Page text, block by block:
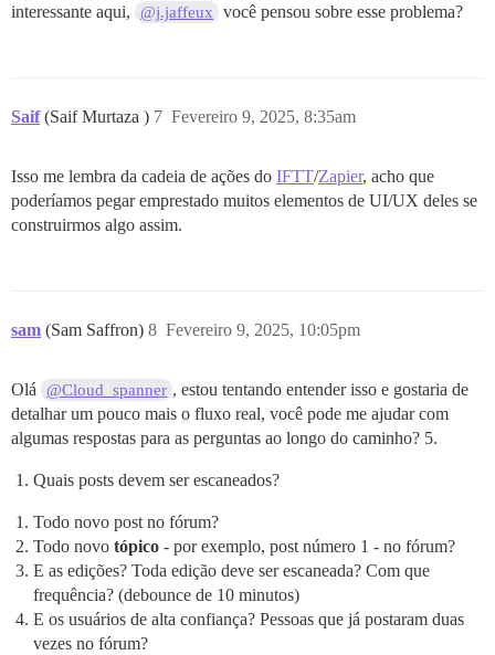
interessante aqui,
@j.jaffeux você pensou sobre esse problema?
Saif (Saif Murtaza ) Fevereiro 9, 2025, 8:35am
7
Isso me lembra da cadeia de ações do IFTT/Zapier, acho que
poderíamos pegar emprestado muitos elementos de UI/UX deles se
construirmos algo assim.
sam (Sam Saffron) Fevereiro 9, 2025, 10:05pm
8
Olá @Cloud_spanner , estou tentando entender isso e gostaria de
detalhar um pouco mais o fluxo real, você pode me ajudar com
algumas respostas para as perguntas ao longo do caminho? 5.
Quais posts devem ser escaneados?
Todo novo post no fórum?
Todo novo tópico - por exemplo, post número 1 - no fórum?
E as edições? Toda edição deve ser escaneada? Com que
frequência? (debounce de 10 minutos)
E os usuários de alta confiança? Pessoas que já postaram duas
vezes no fórum?